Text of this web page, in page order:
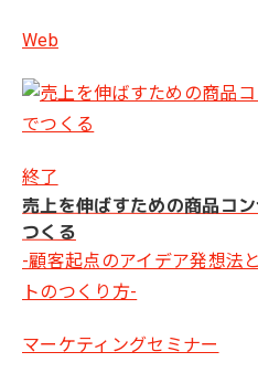
Web
終了
売上を伸ばすための商品コ
つくる
-顧客起点のアイデア発想法
トのつくり方-
マーケティングセミナー